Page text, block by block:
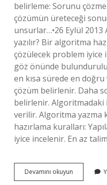
belirleme: Sorunu
çözümün üreteceği
unsurlar…•26 Eylül 2013
yazılır? Bir algoritma
çözülecek problem iyice
göz önünde
en kısa sürede en
çözüm belirlenir. Daha
belirlenir. Algoritmadaki
verilir. Algoritma yazma
hazırlama kuralları:
iyice incelenir. En az
Devamını okuyun Algoritma
Yazım